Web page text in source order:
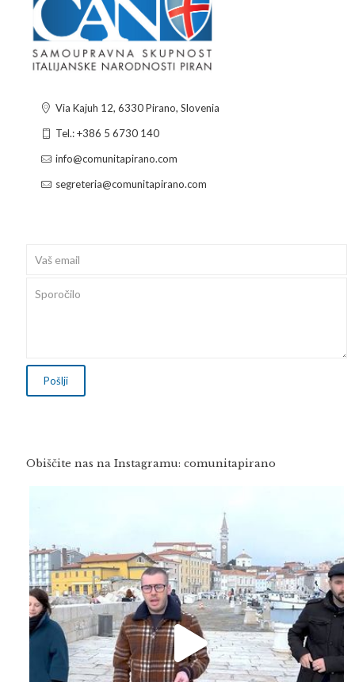
Via Kajuh 12, 6330 Pirano, Slovenia
Tel.: +386 5 6730 140
info@comunitapirano.com
segreteria@comunitapirano.com
Obiščite nas na Instagramu: comunitapirano